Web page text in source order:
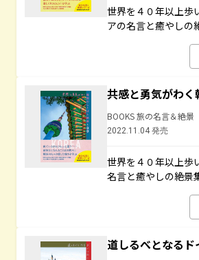
世界を４０年以上歩
アの名言と癒やしの
共感と勇気がわく
BOOKS 旅の名言＆絶景
2022.11.04 発売
世界を４０年以上歩
名言と癒やしの絶景
道しるべとなる